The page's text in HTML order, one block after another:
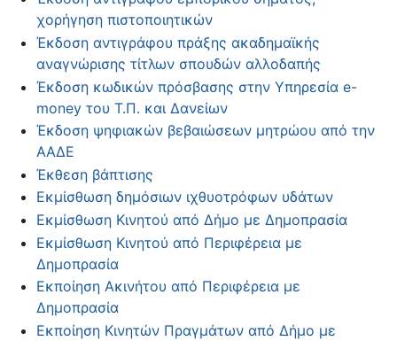
χορήγηση πιστοποιητικών
Έκδοση αντιγράφου πράξης ακαδημαϊκής
αναγνώρισης τίτλων σπουδών αλλοδαπής
Έκδοση κωδικών πρόσβασης στην Υπηρεσία e-
money του Τ.Π. και Δανείων
Έκδοση ψηφιακών βεβαιώσεων μητρώου από την
ΑΑΔΕ
Έκθεση βάπτισης
Εκμίσθωση δημόσιων ιχθυοτρόφων υδάτων
Εκμίσθωση Κινητού από Δήμο με Δημοπρασία
Εκμίσθωση Κινητού από Περιφέρεια με
Δημοπρασία
Εκποίηση Ακινήτου από Περιφέρεια με
Δημοπρασία
Εκποίηση Κινητών Πραγμάτων από Δήμο με